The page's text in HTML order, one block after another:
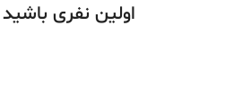
اولین نفری